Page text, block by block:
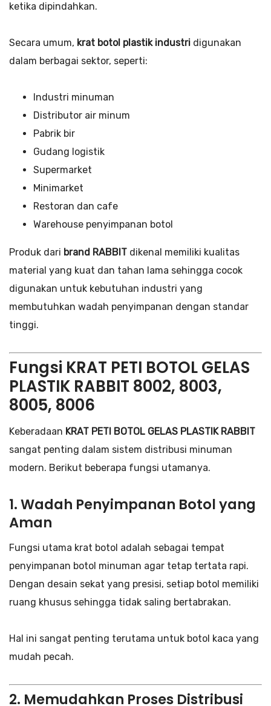
ketika dipindahkan.
Secara umum, krat botol plastik industri digunakan
dalam berbagai sektor, seperti:
Industri minuman
Distributor air minum
Pabrik bir
Gudang logistik
Supermarket
Minimarket
Restoran dan cafe
Warehouse penyimpanan botol
Produk dari brand RABBIT dikenal memiliki kualitas
material yang kuat dan tahan lama sehingga cocok
digunakan untuk kebutuhan industri yang
membutuhkan wadah penyimpanan dengan standar
tinggi.
Fungsi KRAT PETI BOTOL GELAS
PLASTIK RABBIT 8002, 8003,
8005, 8006
Keberadaan KRAT PETI BOTOL GELAS PLASTIK RABBIT
sangat penting dalam sistem distribusi minuman
modern. Berikut beberapa fungsi utamanya.
1. Wadah Penyimpanan Botol yang
Aman
Fungsi utama krat botol adalah sebagai tempat
penyimpanan botol minuman agar tetap tertata rapi.
Dengan desain sekat yang presisi, setiap botol memiliki
ruang khusus sehingga tidak saling bertabrakan.
Hal ini sangat penting terutama untuk botol kaca yang
mudah pecah.
2. Memudahkan Proses Distribusi